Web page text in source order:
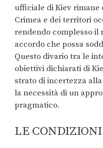
ufficiale di Kiev
Crimea e dei territori
rendendo complesso il
accordo che possa
Questo divario tra le
obiettivi dichiarati di
strato di incertezza
la necessità di un
pragmatico.
LE